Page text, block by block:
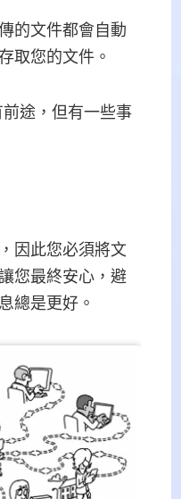
的文件都會自動
取您的文件。
途，但有一些事
因此您必須將文
您最終安心，避
總是更好。